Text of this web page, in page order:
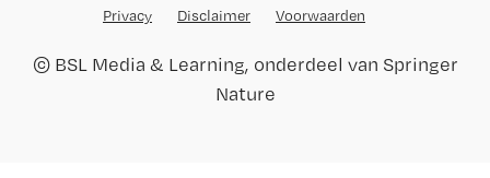
Privacy Disclaimer Voorwaarden
© BSL Media & Learning, onderdeel van Springer
Nature